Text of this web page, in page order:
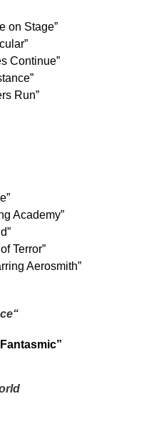
on Stage”
Continue”
Run”
Academy”
Terror”
Aerosmith”